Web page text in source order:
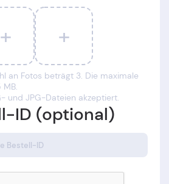
+ +
an Fotos beträgt 3. Die maximale
und JPG-Dateien akzeptiert.
ID (optional)